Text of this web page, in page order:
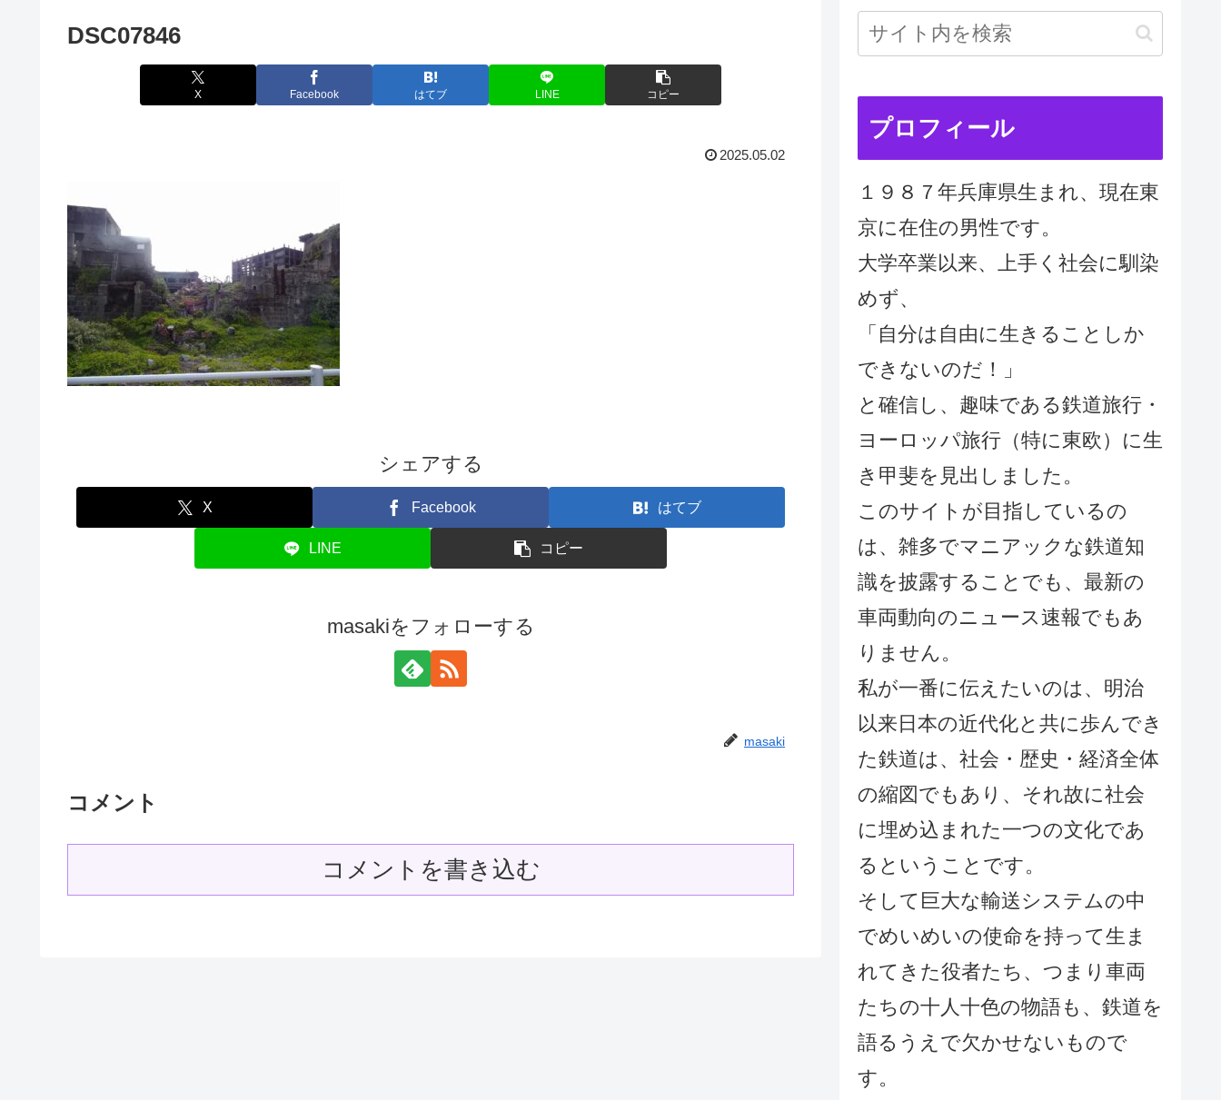
DSC07846
X Facebook はてブ LINE コピー
2025.05.02
シェアする
X Facebook はてブ
LINE コピー
masakiをフォローする
masaki
コメント
コメントを書き込む
プロフィール
１９８７年兵庫県生まれ、現在東
京に在住の男性です。
大学卒業以来、上手く社会に馴染
めず、
「自分は自由に生きることしか
できないのだ！」
と確信し、趣味である鉄道旅行・
ヨーロッパ旅行（特に東欧）に生
き甲斐を見出しました。
このサイトが目指しているの
は、雑多でマニアックな鉄道知
識を披露することでも、最新の
車両動向のニュース速報でもあ
りません。
私が一番に伝えたいのは、明治
以来日本の近代化と共に歩んでき
た鉄道は、社会・歴史・経済全体
の縮図でもあり、それ故に社会
に埋め込まれた一つの文化であ
るということです。
そして巨大な輸送システムの中
でめいめいの使命を持って生ま
れてきた役者たち、つまり車両
たちの十人十色の物語も、鉄道を
語るうえで欠かせないもので
す。